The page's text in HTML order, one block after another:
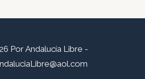
Por Andalucía Libre -